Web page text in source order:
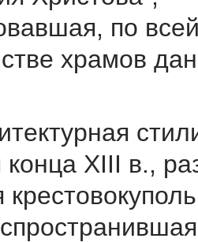
по
храмов
конца XIII в.,